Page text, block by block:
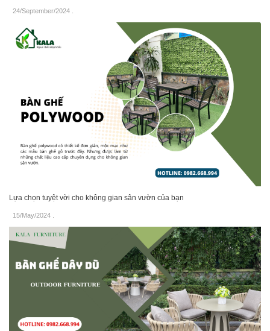
24/September/2024
Lựa chọn tuyệt vời cho không gian sân vườn của bạn
15/May/2024